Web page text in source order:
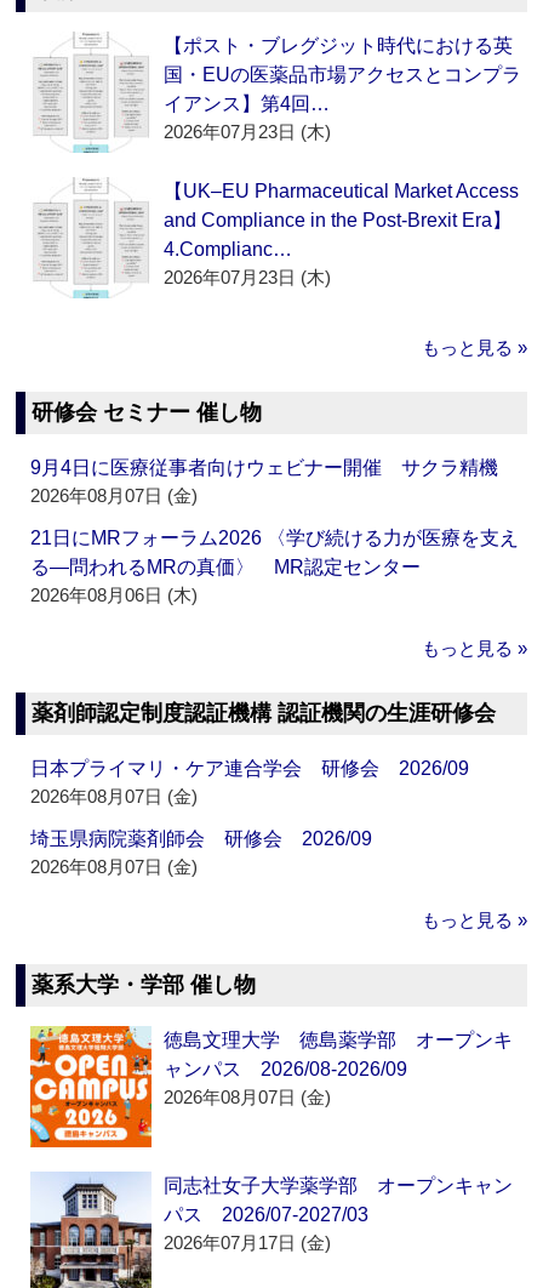
【ポスト・ブレグジット時代における英
国・EUの医薬品市場アクセスとコンプラ
イアンス】第4回…
2026年07月23日 (木)
【UK–EU Pharmaceutical Market Access
and Compliance in the Post-Brexit Era】
4.Complianc…
2026年07月23日 (木)
もっと見る »
研修会 セミナー 催し物
9月4日に医療従事者向けウェビナー開催 サクラ精機
2026年08月07日 (金)
21日にMRフォーラム2026 〈学び続ける力が医療を支え
る―問われるMRの真価〉 MR認定センター
2026年08月06日 (木)
もっと見る »
薬剤師認定制度認証機構 認証機関の生涯研修会
日本プライマリ・ケア連合学会 研修会 2026/09
2026年08月07日 (金)
埼玉県病院薬剤師会 研修会 2026/09
2026年08月07日 (金)
もっと見る »
薬系大学・学部 催し物
徳島文理大学 徳島薬学部 オープンキ
ャンパス 2026/08-2026/09
2026年08月07日 (金)
同志社女子大学薬学部 オープンキャン
パス 2026/07-2027/03
2026年07月17日 (金)